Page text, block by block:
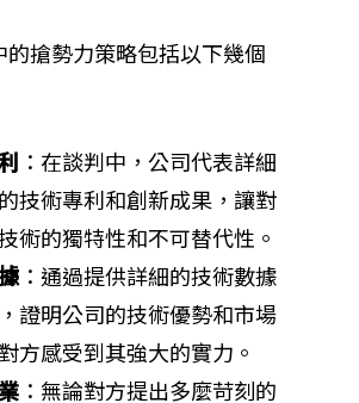
搶勢力策略包括以下幾個
：在談判中，公司代表詳細
技術專利和創新成果，讓對
術的獨特性和不可替代性。
：通過提供詳細的技術數據
證明公司的技術優勢和市場
方感受到其強大的實力。
：無論對方提出多麼苛刻的